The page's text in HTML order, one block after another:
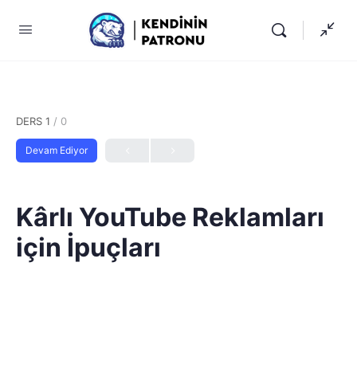
DERS 1 / 0
Devam Ediyor
Kârlı YouTube Reklamları
için İpuçları